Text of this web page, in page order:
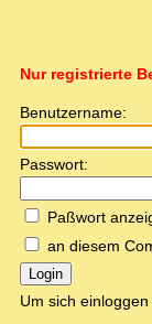
Nur registrierte
Benutzername:
Passwort:
Paßwort
an diesem
Login
Um sich